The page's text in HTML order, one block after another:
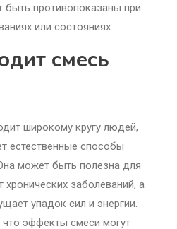
быть противопоказаны при
или состояниях.
смесь
широкому кругу людей,
естественные способы
может быть полезна для
заболеваний, а
упадок сил и энергии.
что эффекты смеси могут